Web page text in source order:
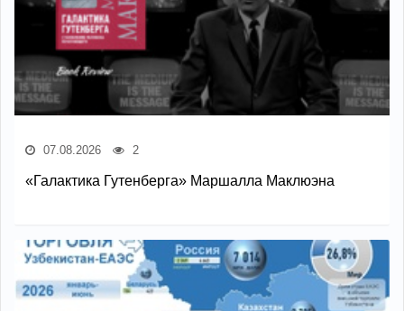
07.08.2026 2
«Галактика Гутенберга» Маршалла Маклюэна